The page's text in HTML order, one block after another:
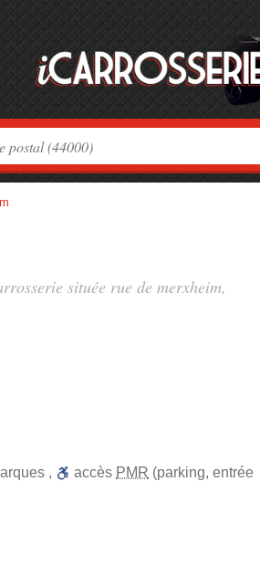
située rue de merxheim,
, accès PMR (parking, entrée